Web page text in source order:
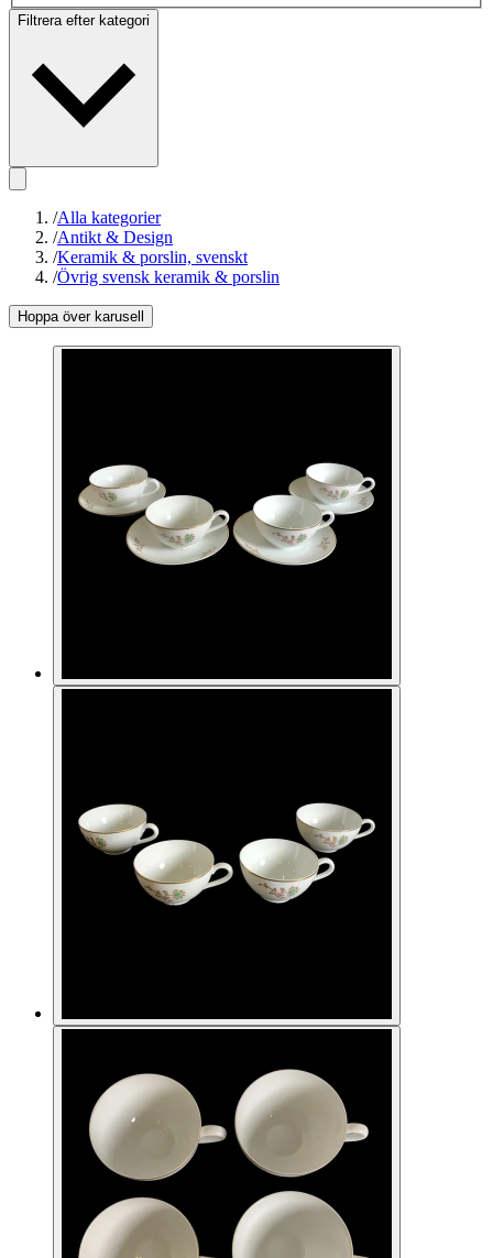
Filtrera efter kategori
/Alla kategorier
/Antikt & Design
/Keramik & porslin, svenskt
/Övrig svensk keramik & porslin
Hoppa över karusell